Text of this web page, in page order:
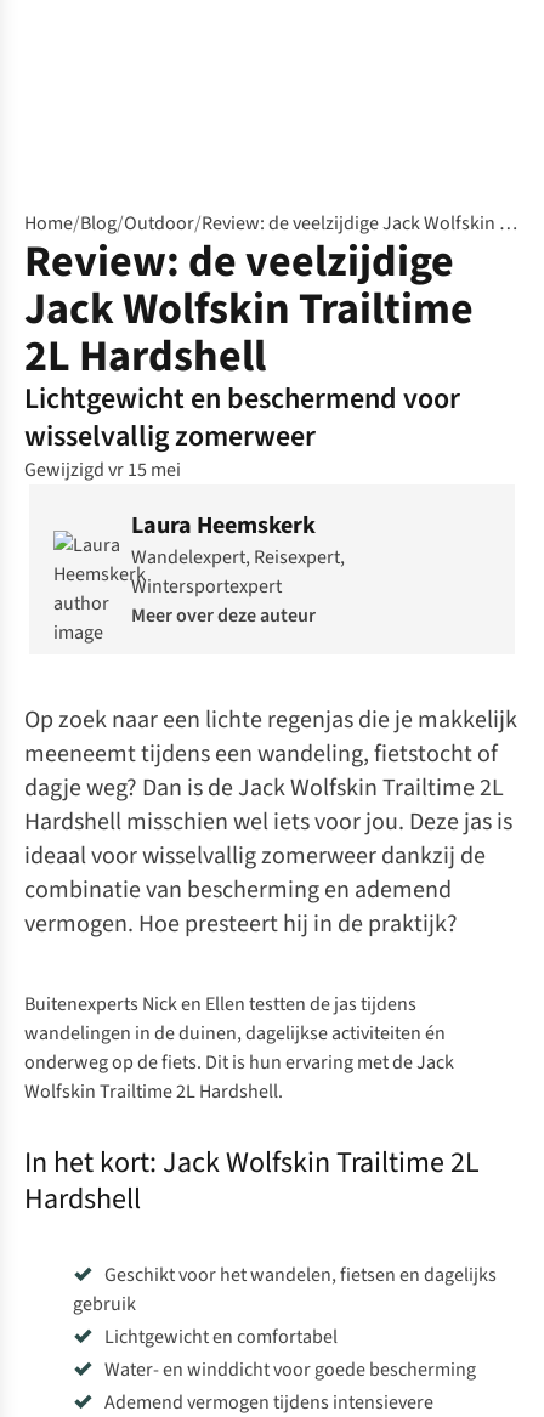
Home/Blog/Outdoor/ Review: de veelzijdige Jack Wolfskin Trailtime 2L Hardshell
Review: de veelzijdige
Jack Wolfskin Trailtime
2L Hardshell
Lichtgewicht en beschermend voor
wisselvallig zomerweer
Gewijzigd vr 15 mei
Laura Heemskerk
Wandelexpert, Reisexpert,
Wintersportexpert
Meer over deze auteur
Op zoek naar een lichte regenjas die je makkelijk
meeneemt tijdens een wandeling, fietstocht of
dagje weg? Dan is de Jack Wolfskin Trailtime 2L
Hardshell misschien wel iets voor jou. Deze jas is
ideaal voor wisselvallig zomerweer dankzij de
combinatie van bescherming en ademend
vermogen. Hoe presteert hij in de praktijk?
Buitenexperts Nick en Ellen testten de jas tijdens
wandelingen in de duinen, dagelijkse activiteiten én
onderweg op de fiets. Dit is hun ervaring met de Jack
Wolfskin Trailtime 2L Hardshell.
In het kort: Jack Wolfskin Trailtime 2L
Hardshell
Geschikt voor het wandelen, fietsen en dagelijks
gebruik
Lichtgewicht en comfortabel
Water- en winddicht voor goede bescherming
Ademend vermogen tijdens intensievere